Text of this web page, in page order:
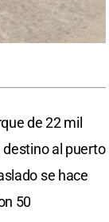
de 22 mil
al puerto
se hace
50